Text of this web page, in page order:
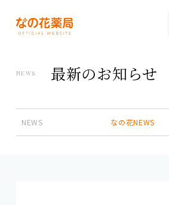
NEWS 最新のお知らせ
NEWS なの花NEWS